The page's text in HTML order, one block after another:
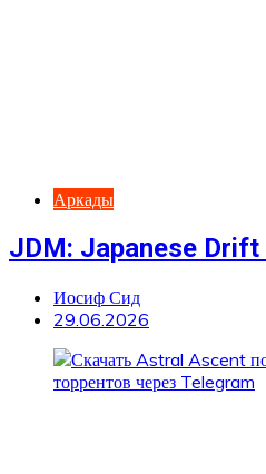
Аркады
JDM: Japanese
Иосиф Сид
29.06.2026